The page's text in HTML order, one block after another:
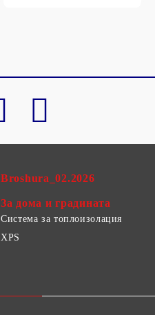
Broshura_02.2026
За дома и градината
Система за топлоизолация
XPS